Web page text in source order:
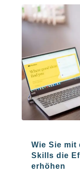
Wie Sie
Skills die
erhöhen